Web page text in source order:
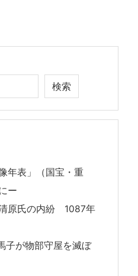
検索
年表」（国宝・重
ー
原氏の内紛 1087年
が物部守屋を滅ぼ